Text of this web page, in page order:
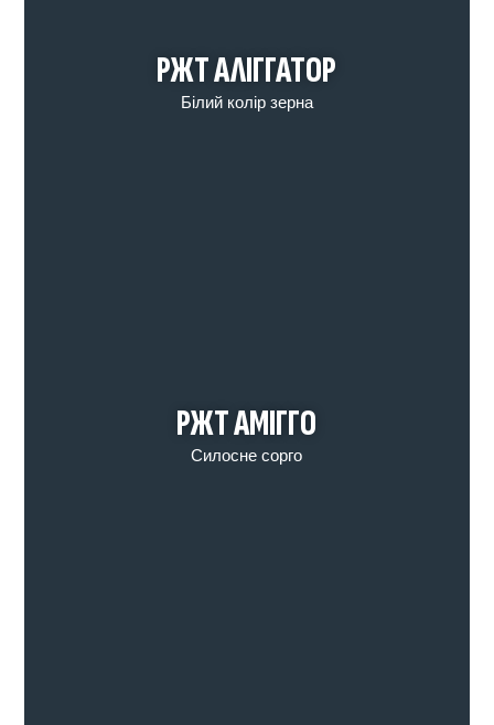
РЖТ АЛІГГАТОР
Білий колір зерна
РЖТ АМІГГО
Силосне сорго